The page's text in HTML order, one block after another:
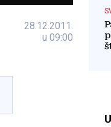
28.12.2011.
u 09:00